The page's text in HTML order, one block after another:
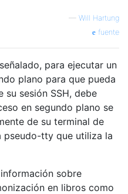
— Will Hartung
fuente
para ejecutar un
plano para que pueda
su sesión SSH, debe
en segundo plano se
de su terminal de
pseudo-tty que utiliza la
sobre
en libros como